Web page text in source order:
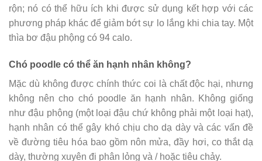
rộn; nó có thể hữu ích khi được sử dụng kết hợp với các
phương pháp khác để giảm bớt sự lo lắng khi chia tay. Một
thìa bơ đậu phộng có 94 calo.
Chó poodle có thể ăn hạnh nhân không?
Mặc dù không được chính thức coi là chất độc hại, nhưng
không nên cho chó poodle ăn hạnh nhân. Không giống
như đậu phộng (một loại đậu chứ không phải một loại hạt),
hạnh nhân có thể gây khó chịu cho dạ dày và các vấn đề
về đường tiêu hóa bao gồm nôn mửa, đầy hơi, co thắt dạ
dày, thường xuyên đi phân lỏng và / hoặc tiêu chảy.